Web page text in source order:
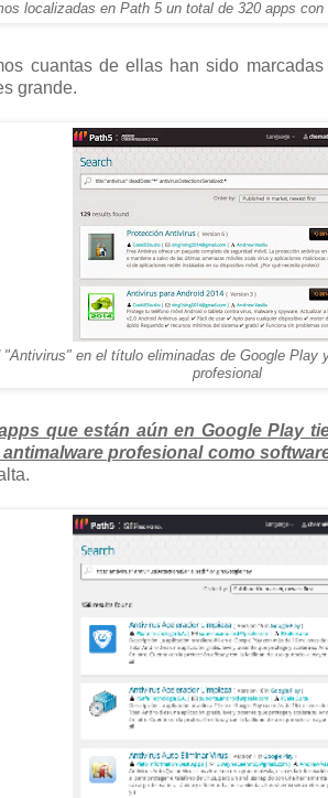
localizadas en Path 5 un total de 320 apps
cuantas de ellas han sido
grande.
en el título eliminadas de Google Play
profesional
que están aún en Google Play
profesional como